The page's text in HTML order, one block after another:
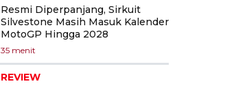
Resmi Diperpanjang, Sirkuit
Silvestone Masih Masuk Kalender
MotoGP Hingga 2028
35 menit
REVIEW